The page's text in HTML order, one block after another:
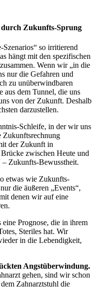
durch Zukunfts-Sprung
so irritierend
hängt mit den spezifischen
Wenn wir „in die
nur die Gefahren und
zu unüberwindbaren
aus dem Tunnel, die uns
von der Zukunft. Deshalb
darzustellen.
Schleife, in der wir uns
Zukunftsrechnung
der Zukunft in
zwischen Heute und
– Zukunfts-Bewusstheit.
etwas wie Zukunfts-
die äußeren „Events“,
denen wir auf eine
eine Prognose, die in ihrem
Steriles hat. Wir
in die Lebendigkeit,
Angstüberwindung.
gehen, sind wir schon
Zahnarztstuhl die